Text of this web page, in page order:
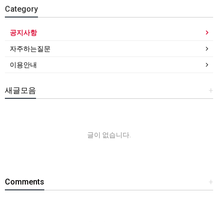
Category
공지사항
자주하는질문
이용안내
+
새글모음
글이 없습니다.
+
Comments